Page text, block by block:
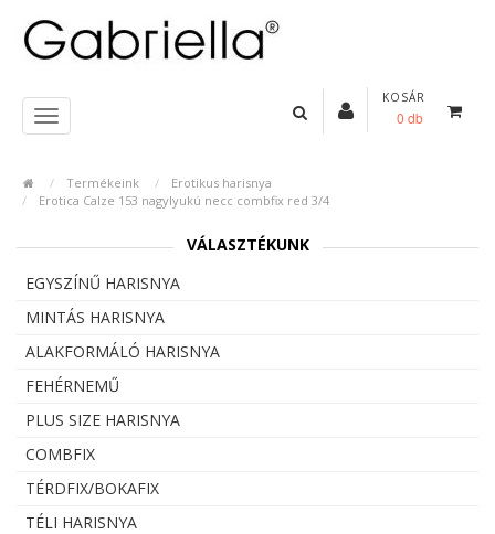
KOSÁR
0 db
Termékeink
Erotikus harisnya
Erotica Calze 153 nagylyukú necc combfix red 3/4
VÁLASZTÉKUNK
EGYSZÍNŰ HARISNYA
MINTÁS HARISNYA
ALAKFORMÁLÓ HARISNYA
FEHÉRNEMŰ
PLUS SIZE HARISNYA
COMBFIX
TÉRDFIX/BOKAFIX
TÉLI HARISNYA